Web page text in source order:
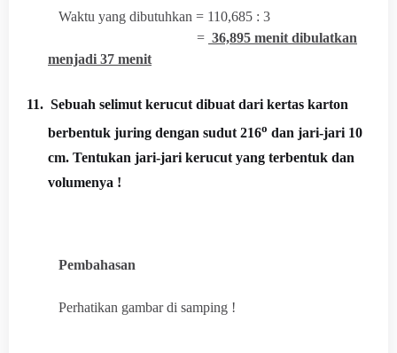
Waktu yang dibutuhkan = 110,685 : 3
= 36,895 menit dibulatkan
menjadi 37 menit
11. Sebuah selimut kerucut dibuat dari kertas karton
berbentuk juring dengan sudut 216o dan jari-jari 10
cm. Tentukan jari-jari kerucut yang terbentuk dan
volumenya !
Pembahasan
Perhatikan gambar di samping !